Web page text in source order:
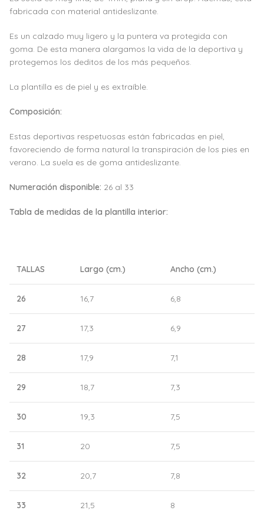
fabricada con material antideslizante.
Es un calzado muy ligero y la puntera va protegida con
goma. De esta manera alargamos la vida de la deportiva y
protegemos los deditos de los más pequeños.
La plantilla es de piel y es extraíble.
Composición:
Estas deportivas respetuosas están fabricadas en piel,
favoreciendo de forma natural la transpiración de los pies en
verano. La suela es de goma antideslizante.
Numeración disponible: 26 al 33
Tabla de medidas de la plantilla interior:
TALLAS Largo (cm.) Ancho (cm.)
26 16,7 6,8
27 17,3 6,9
28 17,9 7,1
29 18,7 7,3
30 19,3 7,5
31 20 7,5
32 20,7 7,8
33 21,5 8